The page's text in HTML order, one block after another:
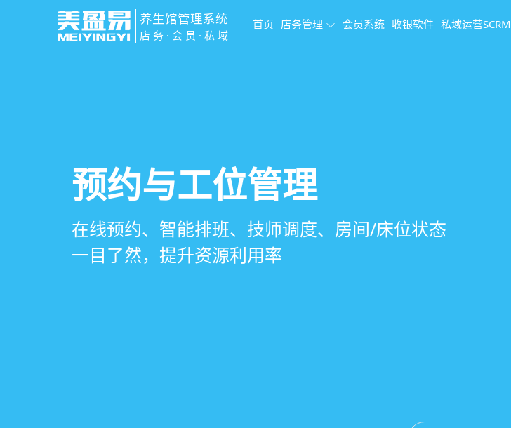
养生馆管理系统
店务·会员·私域
首页 店务管理 会员系统 收银软件 私域运营SCRM
智慧养生馆管理系统
一站式解决养生馆预约、服务、会员、财务、营
销全流程数字化管理
会员营销&锁客
会员积分、套餐定制、精准营销、客户关怀，提
升复购率与客单价
预约与工位管理
在线预约、智能排班、技师调度、房间/床位状态
一目了然，提升资源利用率
健康档案与效果追踪
客户体质记录、服务方案执行、效果对比，数据
化展示服务价值